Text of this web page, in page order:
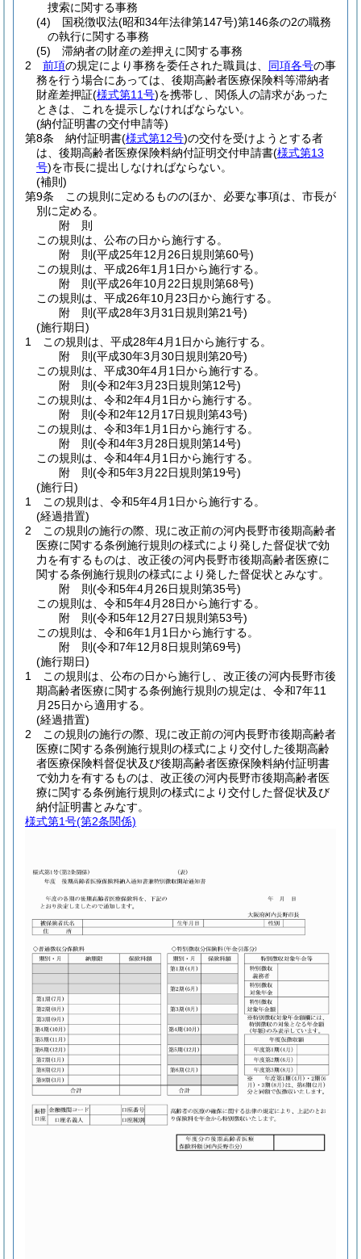
捜索に関する事務
(4)
国税徴収法(昭和34年法律第147号)第146条の2の職務
の執行に関する事務
(5)
滞納者の財産の差押えに関する事務
2
前項の規定により事務を委任された職員は、 同項各号の事
務を行う場合にあっては、後期高齢者医療保険料等滞納者
財産差押証(様式第11号)を携帯し、関係人の請求があった
ときは、これを提示しなければならない。
(納付証明書の交付申請等)
第8条
納付証明書(様式第12号)の交付を受けようとする者
は、後期高齢者医療保険料納付証明交付申請書(様式第13
号)を市長に提出しなければならない。
(補則)
第9条
この規則に定めるもののほか、必要な事項は、市長が
別に定める。
附 則
この規則は、公布の日から施行する。
附 則(平成25年12月26日規則第60号)
この規則は、平成26年1月1日から施行する。
附 則(平成26年10月22日規則第68号)
この規則は、平成26年10月23日から施行する。
附 則(平成28年3月31日規則第21号)
(施行期日)
1
この規則は、平成28年4月1日から施行する。
附 則(平成30年3月30日規則第20号)
この規則は、平成30年4月1日から施行する。
附 則(令和2年3月23日規則第12号)
この規則は、令和2年4月1日から施行する。
附 則(令和2年12月17日規則第43号)
この規則は、令和3年1月1日から施行する。
附 則(令和4年3月28日規則第14号)
この規則は、令和4年4月1日から施行する。
附 則(令和5年3月22日規則第19号)
(施行日)
1
この規則は、令和5年4月1日から施行する。
(経過措置)
2
この規則の施行の際、現に改正前の河内長野市後期高齢者
医療に関する条例施行規則の様式により発した督促状で効
力を有するものは、改正後の河内長野市後期高齢者医療に
関する条例施行規則の様式により発した督促状とみなす。
附 則(令和5年4月26日規則第35号)
この規則は、令和5年4月28日から施行する。
附 則(令和5年12月27日規則第53号)
この規則は、令和6年1月1日から施行する。
附 則(令和7年12月8日規則第69号)
(施行期日)
1
この規則は、公布の日から施行し、改正後の河内長野市後
期高齢者医療に関する条例施行規則の規定は、令和7年11
月25日から適用する。
(経過措置)
2
この規則の施行の際、現に改正前の河内長野市後期高齢者
医療に関する条例施行規則の様式により交付した後期高齢
者医療保険料督促状及び後期高齢者医療保険料納付証明書
で効力を有するものは、改正後の河内長野市後期高齢者医
療に関する条例施行規則の様式により交付した督促状及び
納付証明書とみなす。
様式第1号(第2条関係)